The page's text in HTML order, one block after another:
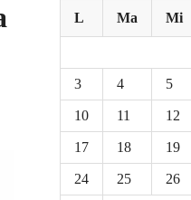
L Ma Mi
3 4 5
10 11 12
17 18 19
24 25 26